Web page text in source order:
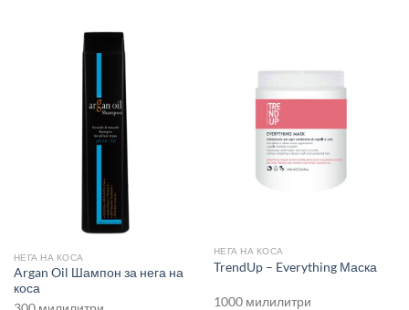
НЕГА НА КОСА
Argan Oil Шампон за нега на
коса
НЕГА НА КОСА
TrendUp – Everything Маска
1000 милилитри